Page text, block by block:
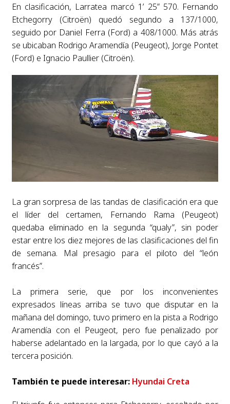
En clasificación, Larratea marcó 1’ 25” 570. Fernando
Etchegorry (Citroën) quedó segundo a 137/1000,
seguido por Daniel Ferra (Ford) a 408/1000. Más atrás
se ubicaban Rodrigo Aramendía (Peugeot), Jorge Pontet
(Ford) e Ignacio Paullier (Citroën).
La gran sorpresa de las tandas de clasificación era que
el líder del certamen, Fernando Rama (Peugeot)
quedaba eliminado en la segunda “qualy”, sin poder
estar entre los diez mejores de las clasificaciones del fin
de semana. Mal presagio para el piloto del “león
francés”.
La primera serie, que por los inconvenientes
expresados líneas arriba se tuvo que disputar en la
mañana del domingo, tuvo primero en la pista a Rodrigo
Aramendía con el Peugeot, pero fue penalizado por
haberse adelantado en la largada, por lo que cayó a la
tercera posición.
También te puede interesar: Hyundai Creta